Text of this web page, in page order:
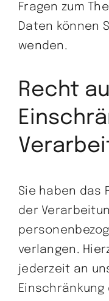
Fragen zum
Daten können
wenden.
Recht
Sie haben das
der
verlangen.
jederzeit an